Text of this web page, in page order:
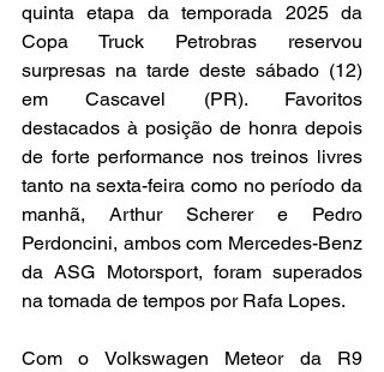
quinta etapa da temporada 2025 da
Copa Truck Petrobras reservou
surpresas na tarde deste sábado (12)
em Cascavel (PR). Favoritos
destacados à posição de honra depois
de forte performance nos treinos livres
tanto na sexta-feira como no período da
manhã, Arthur Scherer e Pedro
Perdoncini, ambos com Mercedes-Benz
da ASG Motorsport, foram superados
na tomada de tempos por Rafa Lopes.
Com o Volkswagen Meteor da R9